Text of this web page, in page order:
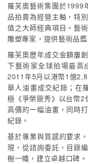
羅芙奧藝術集團於1999
品拍賣為經營主軸，特
值之大師經典項目。藝
雕塑專家，提供藝術品
羅芙奧歷年成交金額屢
下藝術家全球拍場最高
2011年5月以港幣1億
華人油畫成交紀錄；在
極《爭榮競秀》以台幣
高價的一幅油畫，同時
紀錄。
基於專業與質感的要求
現，從諮詢委託、目錄
樹一幟，建立卓越口碑。